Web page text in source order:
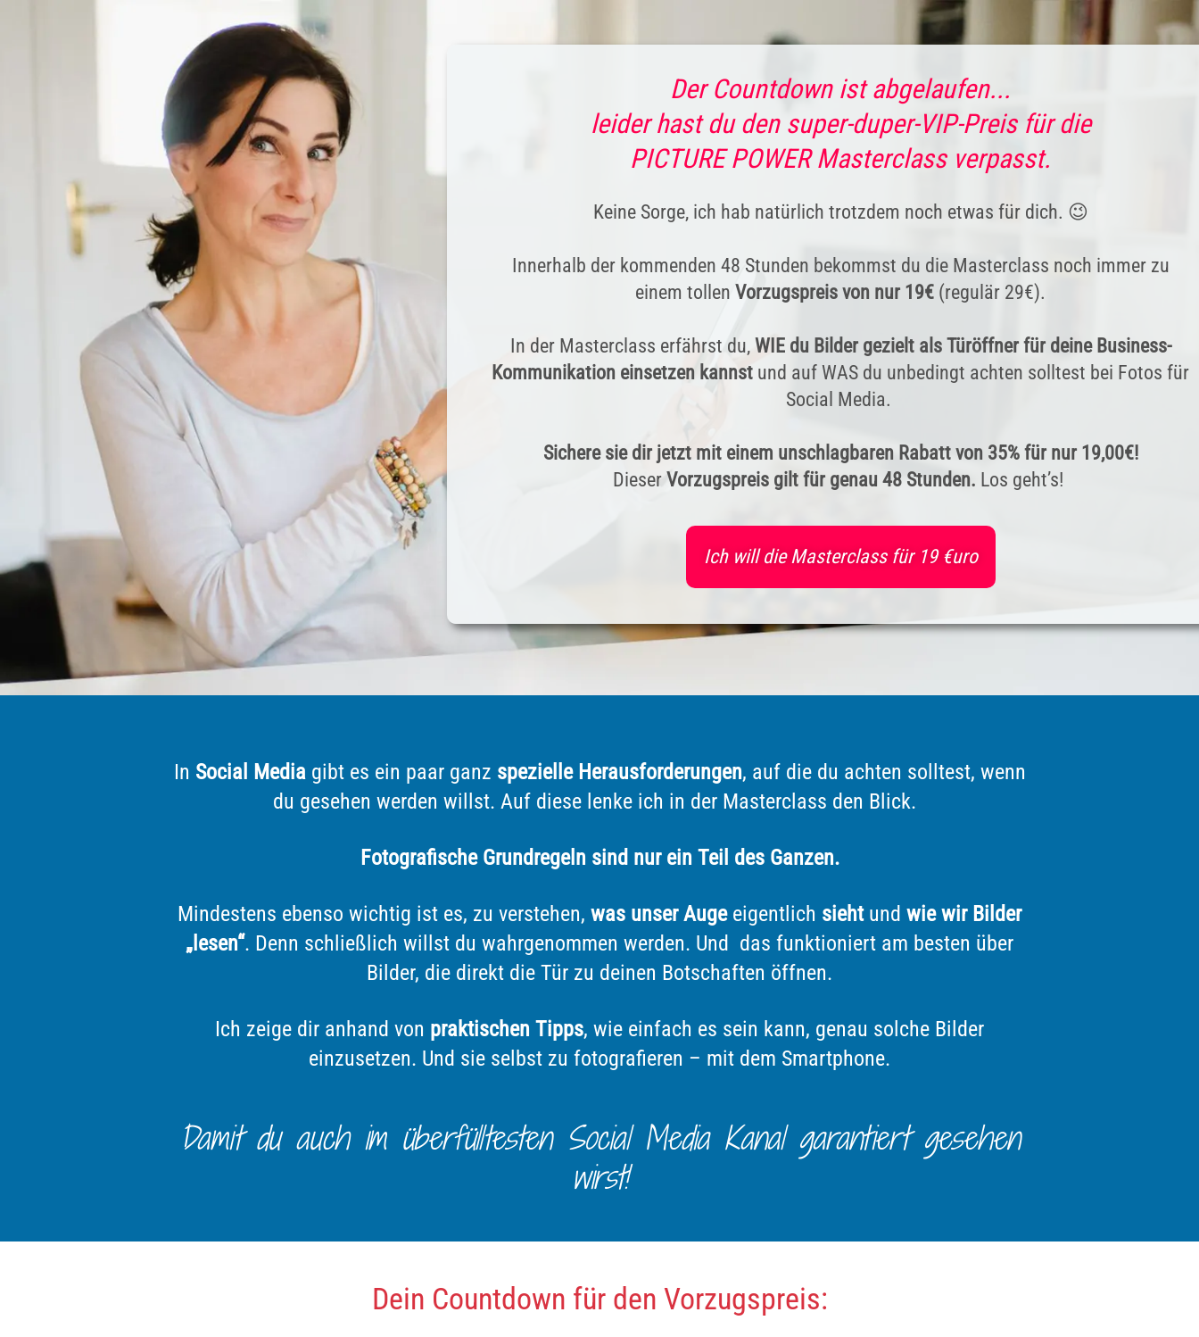
Der Countdown ist abgelaufen...
leider hast du den super-duper-VIP-Preis für die
PICTURE POWER Masterclass verpasst.
Keine Sorge, ich hab natürlich trotzdem noch etwas für dich. 😉
Innerhalb der kommenden 48 Stunden bekommst du die Masterclass noch immer zu
einem tollenVorzugspreis von nur 19€ (regulär 29€).
In der Masterclass erfährst du, WIE du Bilder gezielt als Türöffner für deine Business-
Kommunikation einsetzen kannst und auf WAS du unbedingt achten solltest bei Fotos für
Social Media.
Sichere sie dir jetzt mit einem unschlagbaren Rabatt von 35% für nur 19,00€!
Dieser Vorzugspreis gilt für genau 48 Stunden. Los geht’s!
Ich will die Masterclass für 19 €uro
In Social Mediagibt es ein paar ganz spezielle Herausforderungen, auf die du achten solltest, wenn
du gesehen werden willst. Auf diese lenke ich in der Masterclass den Blick.
Fotografische Grundregeln sind nur ein Teil des Ganzen.
Mindestens ebenso wichtig ist es, zu verstehen, was unser Augeeigentlich siehtund wie wir Bilder
„lesen“. Denn schließlich willst du wahrgenommen werden. Und das funktioniert am besten über
Bilder, die direkt die Tür zu deinen Botschaften öffnen.
Ich zeige dir anhand von praktischen Tipps, wie einfach es sein kann, genau solche Bilder
einzusetzen. Und sie selbst zu fotografieren – mit dem Smartphone.
Damit du auch im überfülltesten Social Media Kanal garantiert gesehen
wirst!
Dein Countdown für den Vorzugspreis:​